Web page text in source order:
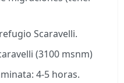
Scaravelli.
(3100 msnm)
4-5 horas.